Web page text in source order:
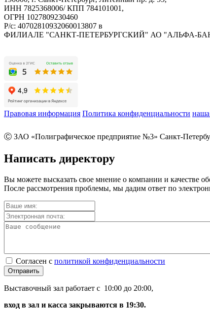
ИНН 7825368006/ КПП 784101001,
ОГРН 1027809230460
Р/с: 40702810932060013807 в
ФИЛИАЛЕ "САНКТ-ПЕТЕРБУРГСКИЙ" АО "АЛЬФА-
Правовая информация Политика конфиденциальности наша
Ⓒ ЗАО «Полиграфическое предприятие №3» Санкт-
Написать директору
Вы можете высказать свое мнение о компании и качестве
После рассмотрения проблемы, мы дадим ответ по
Согласен с политикой конфиденциальности
Отправить
Выставочный зал работает с 10:00 до 20:00,
вход в зал и касса закрываются в 19:30.